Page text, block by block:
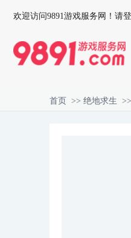
欢迎访问9891游戏服务网！ 请
首页 >> 绝地求生 >>